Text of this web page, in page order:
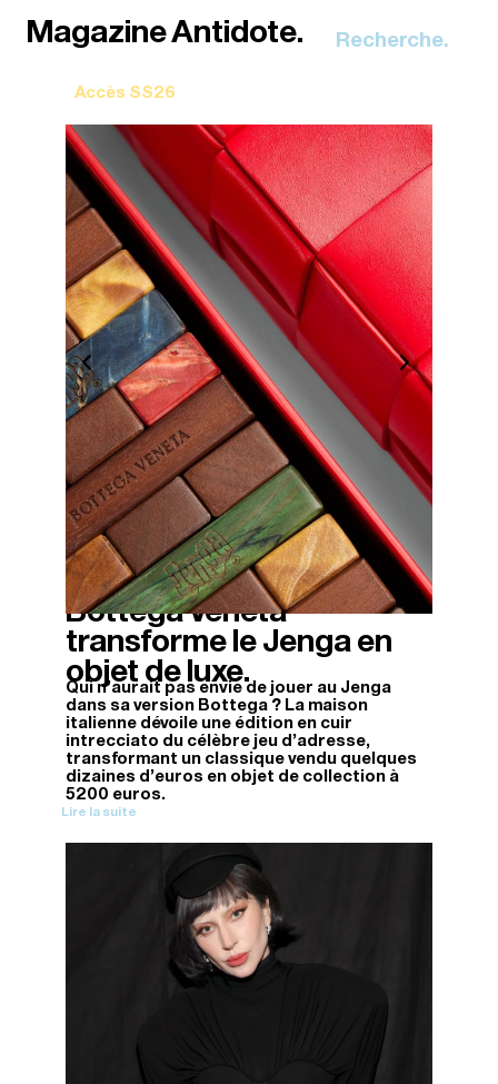
Recherche.
14/11/2025
Bottega Veneta
transforme le Jenga en
objet de luxe.
Qui n'aurait pas envie de jouer au Jenga
dans sa version Bottega ? La maison
italienne dévoile une édition en cuir
intrecciato du célèbre jeu d'adresse,
transformant un classique vendu quelques
dizaines d'euros en objet de collection à
5200 euros.
Lire la suite